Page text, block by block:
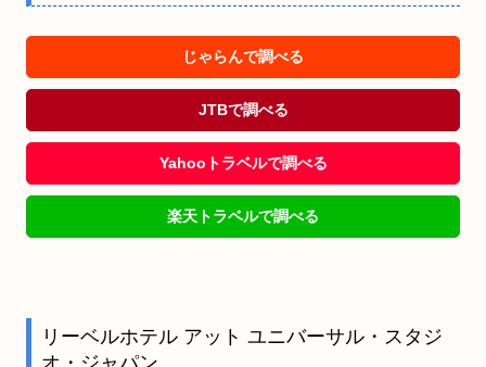
じゃらんで調べる
JTBで調べる
Yahooトラベルで調べる
楽天トラベルで調べる
リーベルホテル アット ユニバーサル・スタジ
オ・ジャパン